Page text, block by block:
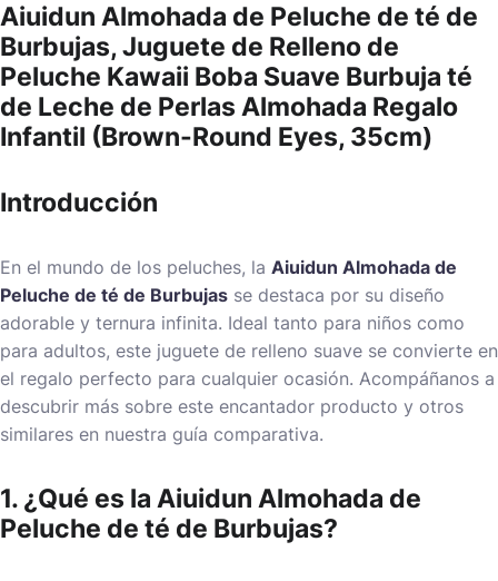
Aiuidun Almohada de Peluche de té de
Burbujas, Juguete de Relleno de
Peluche Kawaii Boba Suave Burbuja té
de Leche de Perlas Almohada Regalo
Infantil (Brown-Round Eyes, 35cm)
Introducción
En el mundo de los peluches, la Aiuidun Almohada de
Peluche de té de Burbujas se destaca por su diseño
adorable y ternura infinita. Ideal tanto para niños como
para adultos, este juguete de relleno suave se convierte en
el regalo perfecto para cualquier ocasión. Acompáñanos a
descubrir más sobre este encantador producto y otros
similares en nuestra guía comparativa.
1. ¿Qué es la Aiuidun Almohada de
Peluche de té de Burbujas?